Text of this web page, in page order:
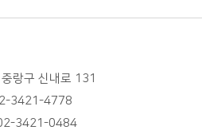
중랑구 신내로 131
3421-4778
3421-0484